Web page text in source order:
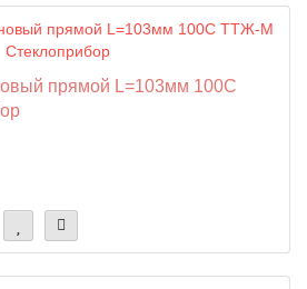
прямой L=103мм 100C